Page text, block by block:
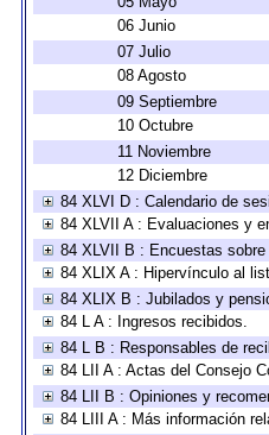
06 Junio
07 Julio
08 Agosto
09 Septiembre
10 Octubre
11 Noviembre
12 Diciembre
84 XLVI D : Calendario de
84 XLVII A : Evaluaciones y
84 XLVII B : Encuestas sobre
84 XLIX A : Hipervínculo al
84 XLIX B : Jubilados y
84 L A : Ingresos recibidos.
84 L B : Responsables de
84 LII A : Actas del Consejo
84 LII B : Opiniones y
84 LIII A : Más información